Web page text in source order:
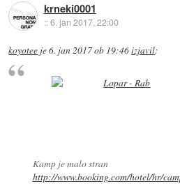
krneki0001
::6. jan 2017, 22:00
koyotee je6. jan 2017 ob 19:46izjavil:
Kamp je malo stran
http://www.booking.com/hotel/hr/